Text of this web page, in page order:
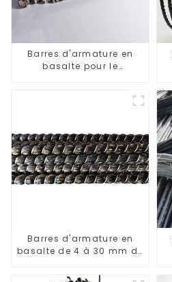
Barres d'armature en
basalte pour le
Barres d'armature en
basalte de 4 à 30 mm de